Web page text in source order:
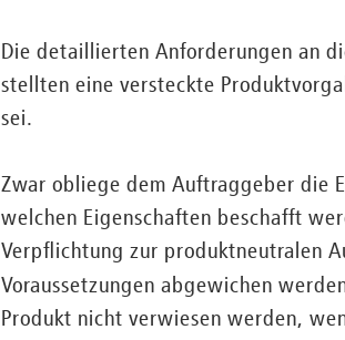
Die detaillierten Anforderungen an
stellten eine versteckte
sei.
Zwar obliege dem Auftraggeber die
welchen Eigenschaften beschafft
Verpflichtung zur produktneutralen
Voraussetzungen abgewichen
Produkt nicht verwiesen werden,